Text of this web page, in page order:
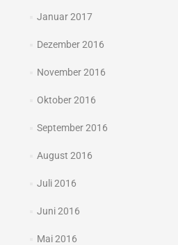
Januar 2017
Dezember 2016
November 2016
Oktober 2016
September 2016
August 2016
Juli 2016
Juni 2016
Mai 2016